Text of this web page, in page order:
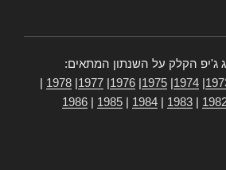
ג'יפ הקלק על השנתון המתאים:
1974
1975
1976
1977
1978
1983
1984
1985
1986